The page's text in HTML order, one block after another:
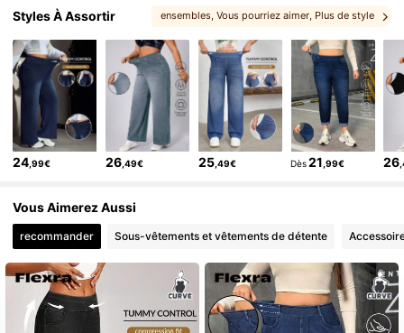
Styles À Assortir ensembles, Vous pourriez aimer, Plus de style
24 ,99€ 26 ,49€ 25,49€ Dès21 ,99€ 26
Vous Aimerez Aussi
recommander Sous-vêtements et vêtements de détente